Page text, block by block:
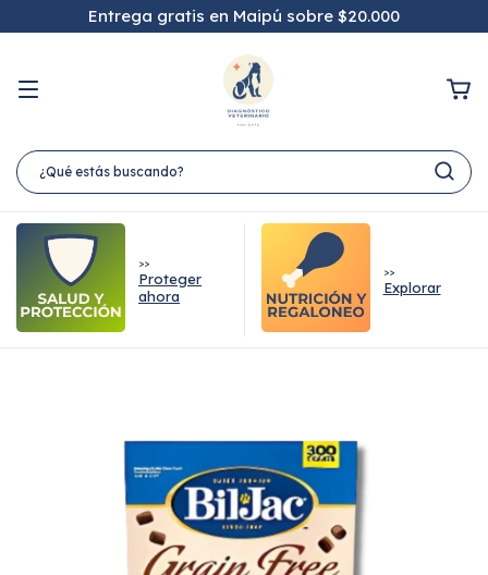
Entrega gratis en Maipú sobre $20.000
>>
Proteger
ahora
>>
Explorar